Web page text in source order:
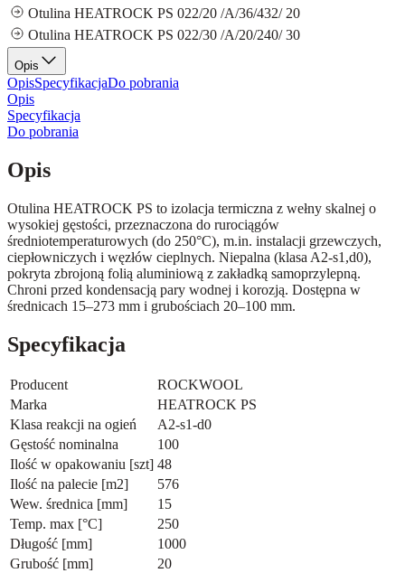
Otulina HEATROCK PS 022/20 /A/36/432/ 20
Otulina HEATROCK PS 022/30 /A/20/240/ 30
Opis
OpisSpecyfikacjaDo pobrania
Opis
Specyfikacja
Do pobrania
Opis
Otulina HEATROCK PS to izolacja termiczna z wełny skalnej o
wysokiej gęstości, przeznaczona do rurociągów
średniotemperaturowych (do 250°C), m.in. instalacji grzewczych,
ciepłowniczych i węzłów cieplnych. Niepalna (klasa A2-s1,d0),
pokryta zbrojoną folią aluminiową z zakładką samoprzylepną.
Chroni przed kondensacją pary wodnej i korozją. Dostępna w
średnicach 15–273 mm i grubościach 20–100 mm.
Specyfikacja
Producent
ROCKWOOL
Marka
HEATROCK PS
Klasa reakcji na ogień
A2-s1-d0
Gęstość nominalna
100
Ilość w opakowaniu [szt] 48
Ilość na palecie [m2]
576
Wew. średnica [mm]
15
Temp. max [°C]
250
Długość [mm]
1000
Grubość [mm]
20